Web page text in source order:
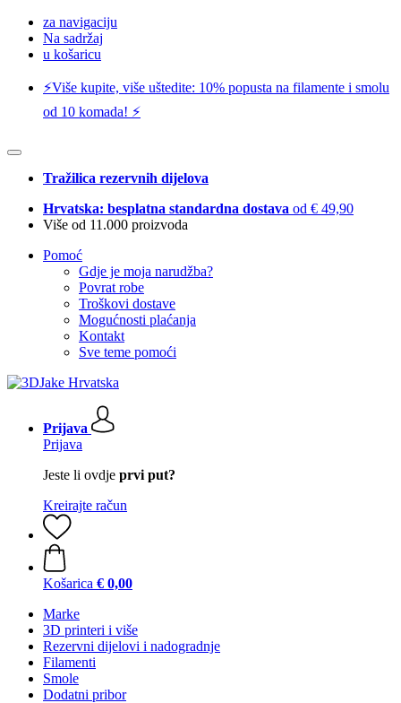
za navigaciju
Na sadržaj
u košaricu
⚡️Više kupite, više uštedite: 10% popusta na filamente i smolu
od 10 komada! ⚡️
Tražilica rezervnih dijelova
Hrvatska: besplatna standardna dostava od € 49,90
Više od 11.000 proizvoda
Pomoć
Gdje je moja narudžba?
Povrat robe
Troškovi dostave
Mogućnosti plaćanja
Kontakt
Sve teme pomoći
Prijava
Prijava
Jeste li ovdje prvi put?
Kreirajte račun
Košarica € 0,00
Marke
3D printeri i više
Rezervni dijelovi i nadogradnje
Filamenti
Smole
Dodatni pribor